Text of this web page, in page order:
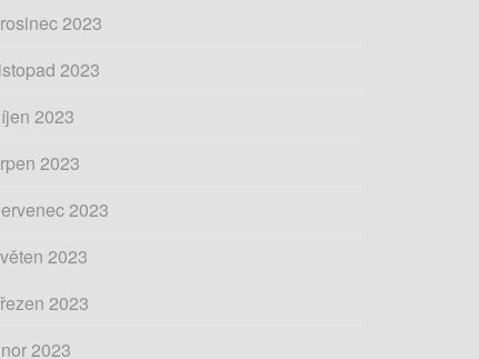
2023
2023
2023
2023
2023
2023
2023
2023